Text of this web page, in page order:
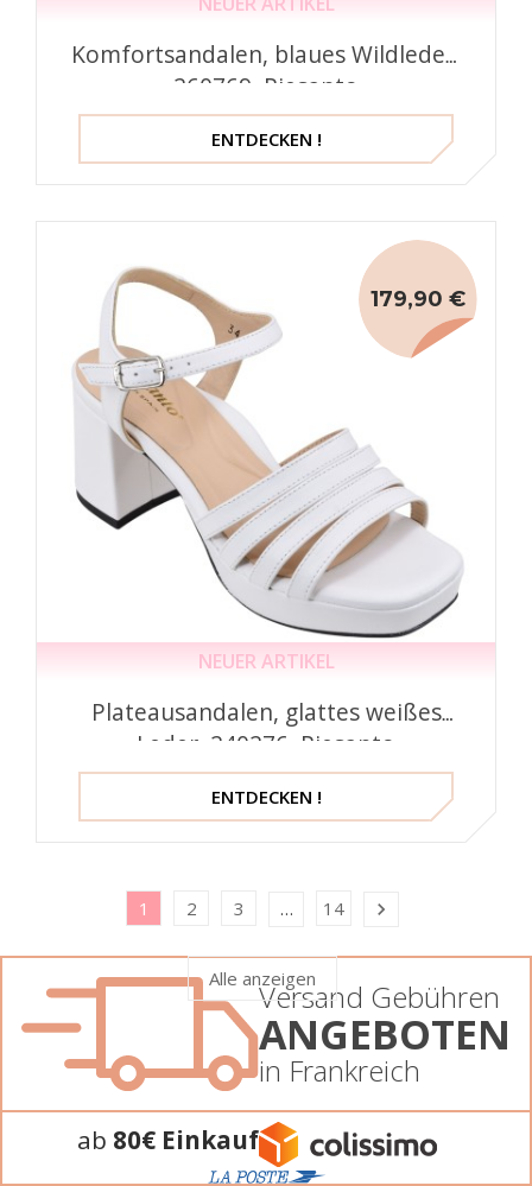
Komfortsandalen, blaues Wildleder,
260769, Piesanto
ENTDECKEN !
NEUER ARTIKEL
Plateausandalen, glattes weißes
Leder, 240276, Piesanto
179,90 €
ENTDECKEN !
1 2 3 … 14 
Alle anzeigen
Versand Gebühren
ANGEBOTEN
in Frankreich
ab 80€ Einkauf